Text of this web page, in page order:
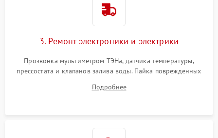
3. Ремонт электроники и электрики
Прозвонка мультиметром ТЭНа, датчика температуры,
прессостата и клапанов залива воды. Пайка поврежденных
Восстановление целостности проводки и контактов.
Подробнее